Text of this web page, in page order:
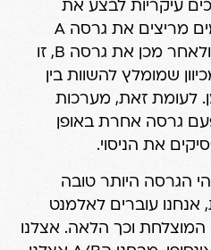
עיקריות לבצע את
הפיצול: מבחני A/B מסוימים מריצים את גרסה A
במשך מספר ימים מסוים ולאחר מכן את גרסה B, זו
שמומלץ להשוות בין
לעומת זאת, מערכות
גרסה אחרת באופן
את הניסוי.
הגרסה היותר טובה
אנחנו עוברים לאלמנט
וכך הלאה. אצלנו